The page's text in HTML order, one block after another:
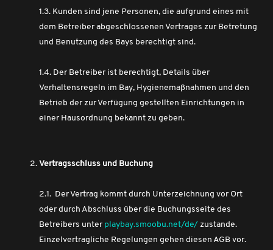
1.3. Kunden sind jene Personen, die aufgrund eines mit
dem Betreiber abgeschlossenen Vertrages zur Betretung
und Benutzung des Bays berechtigt sind.
1.4. Der Betreiber ist berechtigt, Details über
Verhaltensregeln im Bay, Hygienemaßnahmen und den
Betrieb der zur Verfügung gestellten Einrichtungen in
einer Hausordnung bekannt zu geben.
Vertragsschluss und Buchung
2.1. Der Vertrag kommt durch Unterzeichnung vor Ort
oder durch Abschluss über die Buchungsseite des
Betreibers unter playbay.smoobu.net/de/ zustande.
Einzelvertragliche Regelungen gehen diesen AGB vor.